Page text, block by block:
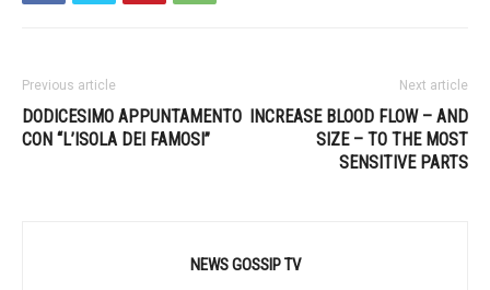
Previous article
DODICESIMO APPUNTAMENTO
CON “L’ISOLA DEI FAMOSI”
Next article
INCREASE BLOOD FLOW – AND
SIZE – TO THE MOST
SENSITIVE PARTS
NEWS GOSSIP TV